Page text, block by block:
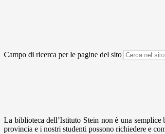
Campo di ricerca per le pagine del sito
La biblioteca dell’Istituto Stein non è una semplice
provincia e i nostri studenti possono richiedere e